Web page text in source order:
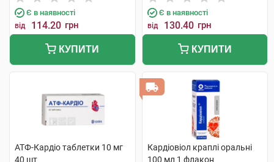
Є в наявності
від 114.20 грн
КУПИТИ
Є в наявності
від 130.40 грн
КУПИТИ
АТФ-Кардіо таблетки 10 мг
40 шт
Кардіовіол краплі оральні
100 мл 1 флакон